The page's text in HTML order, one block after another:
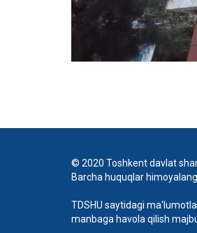
© 2020 Toshkent davlat
Barcha huquqlar
TDSHU saytidagi
manbaga havola qilish